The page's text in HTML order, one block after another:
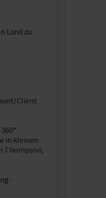
Land zu
Client
in kleinen
Thompson,